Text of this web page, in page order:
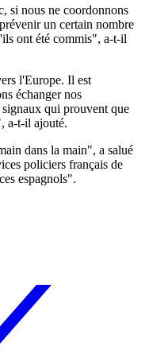
si nous ne coordonnons
un certain nombre
ont été commis", a-t-il
l'Europe. Il est
échanger nos
signaux qui prouvent que
a-t-il ajouté.
dans la main", a salué
policiers français de
espagnols".